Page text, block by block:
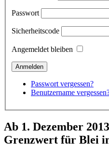
Passwort
Sicherheitscode
Angemeldet bleiben
Passwort vergessen?
Benutzername
Ab 1. Dezember
Grenzwert für Blei